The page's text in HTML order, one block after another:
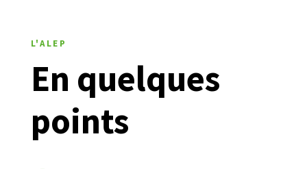
L'ALEP
En quelques
points